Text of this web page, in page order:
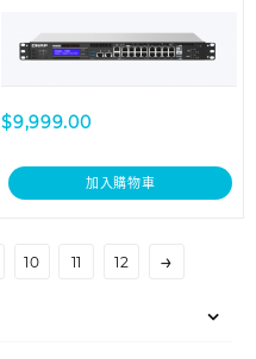
$9,999.00
加入購物車
10 11 12 →